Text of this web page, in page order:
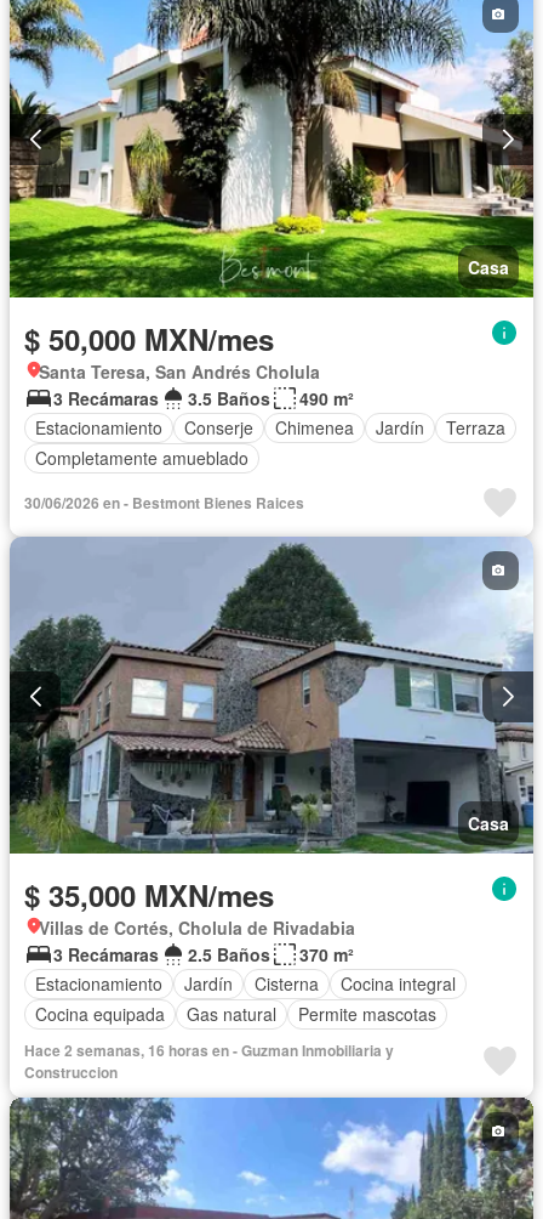
Casa
$ 50,000 MXN/mes
Santa Teresa, San Andrés Cholula
3 Recámaras
3.5 Baños
490 m²
Estacionamiento
Conserje Chimenea Jardín
Terraza
Completamente amueblado
30/06/2026 en - Bestmont Bienes Raices
Casa
$ 35,000 MXN/mes
Villas de Cortés, Cholula de Rivadabia
3 Recámaras
2.5 Baños
370 m²
Estacionamiento
Jardín Cisterna
Cocina integral
Cocina equipada
Gas natural Permite mascotas
Hace 2 semanas, 16 horas en - Guzman Inmobiliaria y
Construccion